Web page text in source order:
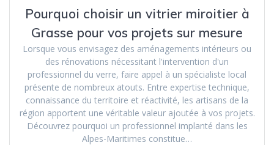
Pourquoi choisir un vitrier miroitier à
Grasse pour vos projets sur mesure
Lorsque vous envisagez des aménagements intérieurs ou
des rénovations nécessitant l'intervention d'un
professionnel du verre, faire appel à un spécialiste local
présente de nombreux atouts. Entre expertise technique,
connaissance du territoire et réactivité, les artisans de la
région apportent une véritable valeur ajoutée à vos projets.
Découvrez pourquoi un professionnel implanté dans les
Alpes-Maritimes constitue…